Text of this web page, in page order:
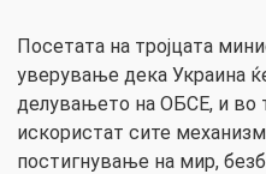
Посетата на тројцата
уверување дека Украина
делувањето на ОБСЕ, и во
искористат сите
постигнување на мир,